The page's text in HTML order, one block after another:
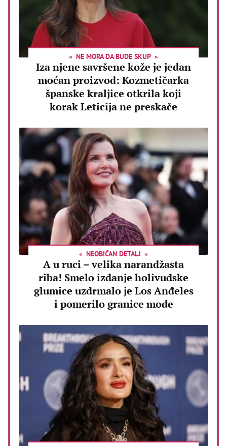
NE MORA DA BUDE SKUP
Iza njene savršene kože je jedan
moćan proizvod: Kozmetičarka
španske kraljice otkrila koji
korak Leticija ne preskače
NEOBIČAN DETALJ
A u ruci – velika narandžasta
riba! Smelo izdanje holivudske
glumice uzdrmalo je Los Anđeles
i pomerilo granice mode